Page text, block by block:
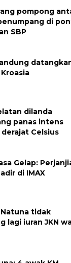
pompong
di
SBP
dilanda
panas intens
derajat Celsius
Gelap:
di IMAX
tidak
lagi iuran JKN